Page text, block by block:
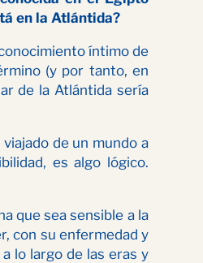
en la Atlántida?
íntimo de
(y por tanto, en
de la Atlántida sería
de un mundo a
es algo lógico.
que sea sensible a la
con su enfermedad y
lo largo de las eras y